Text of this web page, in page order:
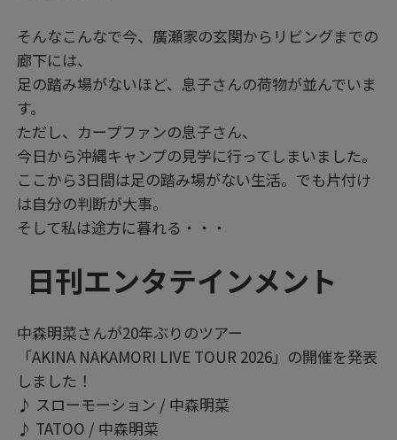
そんなこんなで今、廣瀬家の玄関からリビングまでの
廊下には、
足の踏み場がないほど、息子さんの荷物が並んでいま
す。
ただし、カープファンの息子さん、
今日から沖縄キャンプの見学に行ってしまいました。
ここから3日間は足の踏み場がない生活。でも片付け
は自分の判断が大事。
そして私は途方に暮れる・・・
日刊エンタテインメント
中森明菜さんが20年ぶりのツアー
「AKINA NAKAMORI LIVE TOUR 2026」の開催を発表
しました！
♪ スローモーション / 中森明菜
♪ TATOO / 中森明菜